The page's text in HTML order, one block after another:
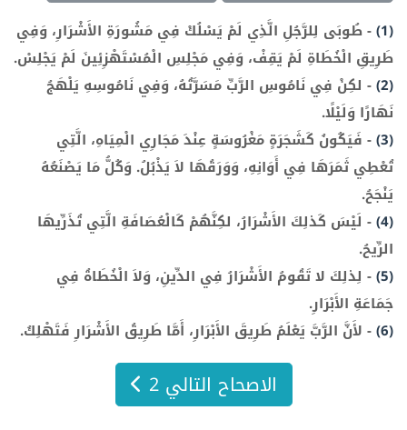
(1)
-طُوبَى لِلرَّجُلِ الَّذِي لَمْ يَسْلُكْ فِي مَشُورَةِ الأَشْرَارِ، وَفِي
طَرِيقِ الْخُطَاةِ لَمْ يَقِفْ، وَفِي مَجْلِسِ الْمُسْتَهْزِئِينَ لَمْ يَجْلِسْ.
(2)
- لكِنْ فِي نَامُوسِ الرَّبِّ مَسَرَّتُهُ، وَفِي نَامُوسِهِ يَلْهَجُ
نَهَارًا وَلَيْلًا.
(3)
- فَيَكُونُ كَشَجَرَةٍ مَغْرُوسَةٍ عِنْدَ مَجَارِي الْمِيَاهِ، الَّتِي
تُعْطِي ثَمَرَهَا فِي أَوَانِهِ، وَوَرَقُهَا لاَ يَذْبُلُ. وَكُلُّ مَا يَصْنَعُهُ
يَنْجَحُ.
(4)
- لَيْسَ كَذلِكَ الأَشْرَارُ، لكِنَّهُمْ كَالْعُصَافَةِ الَّتِي تُذَرِّيهَا
الرِّيحُ.
(5)
- لِذلِكَ لا تَقُومُ الأَشْرَارُ فِي الدِّينِ، وَلاَ الْخُطَاةُ فِي
جَمَاعَةِ الأَبْرَارِ.
(6)
- لأَنَّ الرَّبَّ يَعْلَمُ طَرِيقَ الأَبْرَارِ، أَمَّا طَرِيقُ الأَشْرَارِ فَتَهْلِكُ.
الاصحاح التالي 2